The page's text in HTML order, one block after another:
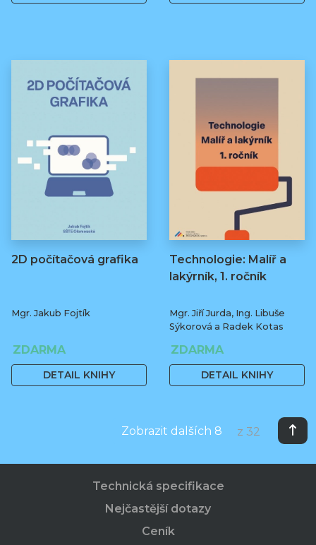
2D počítačová grafika
Mgr. Jakub Fojtík
ZDARMA
DETAIL KNIHY
Technologie: Malíř a
lakýrník, 1. ročník
Mgr. Jiří Jurda, Ing. Libuše
Sýkorová a Radek Kotas
ZDARMA
DETAIL KNIHY
Zobrazit dalších 8 z 32
Technická specifikace
Nejčastější dotazy
Ceník